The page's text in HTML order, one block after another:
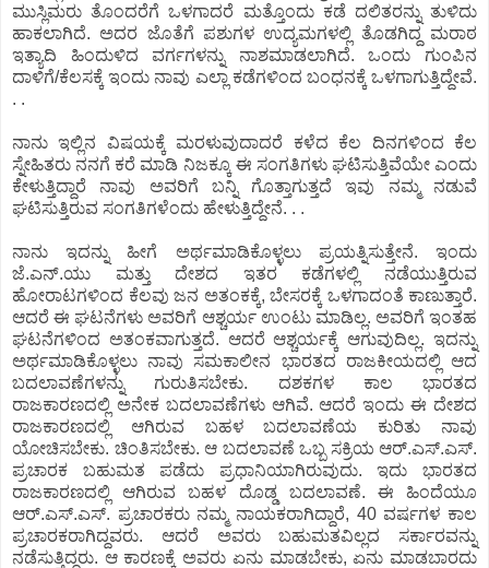
ಮುಸ್ಲಿಮರು ತೊಂದರೆಗೆ ಒಳಗಾದರೆ ಮತ್ತೊಂದು ಕಡೆ ದಲಿತರನ್ನು ತುಳಿದು
ಹಾಕಲಾಗಿದೆ. ಅದರ ಜೊತೆಗೆ ಪಶುಗಳ ಉದ್ಯಮಗಳಲ್ಲಿ ತೊಡಗಿದ್ದ ಮರಾಠ
ಇತ್ಯಾದಿ ಹಿಂದುಳಿದ ವರ್ಗಗಳನ್ನು ನಾಶಮಾಡಲಾಗಿದೆ. ಒಂದು ಗುಂಪಿನ
ದಾಳಿಗೆ/ಕೆಲಸಕ್ಕೆ ಇಂದು ನಾವು ಎಲ್ಲಾ ಕಡೆಗಳಿಂದ ಬಂಧನಕ್ಕೆ ಒಳಗಾಗುತ್ತಿದ್ದೇವೆ.
. .
ನಾನು ಇಲ್ಲಿನ ವಿಷಯಕ್ಕೆ ಮರಳುವುದಾದರೆ ಕಳೆದ ಕೆಲ ದಿನಗಳಿಂದ ಕೆಲ
ಸ್ನೇಹಿತರು ನನಗೆ ಕರೆ ಮಾಡಿ ನಿಜಕ್ಕೂ ಈ ಸಂಗತಿಗಳು ಘಟಿಸುತ್ತಿವೆಯೇ ಎಂದು
ಕೇಳುತ್ತಿದ್ದಾರೆ ನಾವು ಅವರಿಗೆ ಬನ್ನಿ ಗೊತ್ತಾಗುತ್ತದೆ ಇವು ನಮ್ಮ ನಡುವೆ
ಘಟಿಸುತ್ತಿರುವ ಸಂಗತಿಗಳೆಂದು ಹೇಳುತ್ತಿದ್ದೇನೆ. . .
ನಾನು ಇದನ್ನು ಹೀಗೆ ಅರ್ಥಮಾಡಿಕೊಳ್ಳಲು ಪ್ರಯತ್ನಿಸುತ್ತೇನೆ. ಇಂದು
ಜೆ.ಎನ್.ಯು ಮತ್ತು ದೇಶದ ಇತರ ಕಡೆಗಳಲ್ಲಿ ನಡೆಯುತ್ತಿರುವ
ಹೋರಾಟಗಳಿಂದ ಕೆಲವು ಜನ ಅತಂಕಕ್ಕೆ, ಬೇಸರಕ್ಕೆ ಒಳಗಾದಂತೆ ಕಾಣುತ್ತಾರೆ.
ಆದರೆ ಈ ಘಟನೆಗಳು ಅವರಿಗೆ ಆಶ್ಚರ್ಯ ಉಂಟು ಮಾಡಿಲ್ಲ. ಅವರಿಗೆ ಇಂತಹ
ಘಟನೆಗಳಿಂದ ಅತಂಕವಾಗುತ್ತದೆ. ಆದರೆ ಆಶ್ಚರ್ಯಕ್ಕೆ ಆಗುವುದಿಲ್ಲ. ಇದನ್ನು
ಅರ್ಥಮಾಡಿಕೊಳ್ಳಲು ನಾವು ಸಮಕಾಲೀನ ಭಾರತದ ರಾಜಕೀಯದಲ್ಲಿ ಆದ
ಬದಲಾವಣೆಗಳನ್ನು ಗುರುತಿಸಬೇಕು. ದಶಕಗಳ ಕಾಲ ಭಾರತದ
ರಾಜಕಾರಣದಲ್ಲಿ ಅನೇಕ ಬದಲಾವಣೆಗಳು ಆಗಿವೆ. ಆದರೆ ಇಂದು ಈ ದೇಶದ
ರಾಜಕಾರಣದಲ್ಲಿ ಆಗಿರುವ ಬಹಳ ಬದಲಾವಣೆಯ ಕುರಿತು ನಾವು
ಯೋಚಿಸಬೇಕು. ಚಿಂತಿಸಬೇಕು. ಆ ಬದಲಾವಣೆ ಒಬ್ಬ ಸಕ್ರಿಯ ಆರ್.ಎಸ್.ಎಸ್.
ಪ್ರಚಾರಕ ಬಹುಮತ ಪಡೆದು ಪ್ರಧಾನಿಯಾಗಿರುವುದು. ಇದು ಭಾರತದ
ರಾಜಕಾರಣದಲ್ಲಿ ಆಗಿರುವ ಬಹಳ ದೊಡ್ಡ ಬದಲಾವಣೆ. ಈ ಹಿಂದೆಯೂ
ಆರ್.ಎಸ್.ಎಸ್. ಪ್ರಚಾರಕರು ನಮ್ಮ ನಾಯಕರಾಗಿದ್ದಾರೆ, 40 ವರ್ಷಗಳ ಕಾಲ
ಪ್ರಚಾರಕರಾಗಿದ್ದವರು. ಆದರೆ ಅವರು ಬಹುಮತವಿಲ್ಲದ ಸರ್ಕಾರವನ್ನು
ನಡೆಸುತ್ತಿದ್ದರು. ಆ ಕಾರಣಕ್ಕೆ ಅವರು ಏನು ಮಾಡಬೇಕು, ಏನು ಮಾಡಬಾರದು